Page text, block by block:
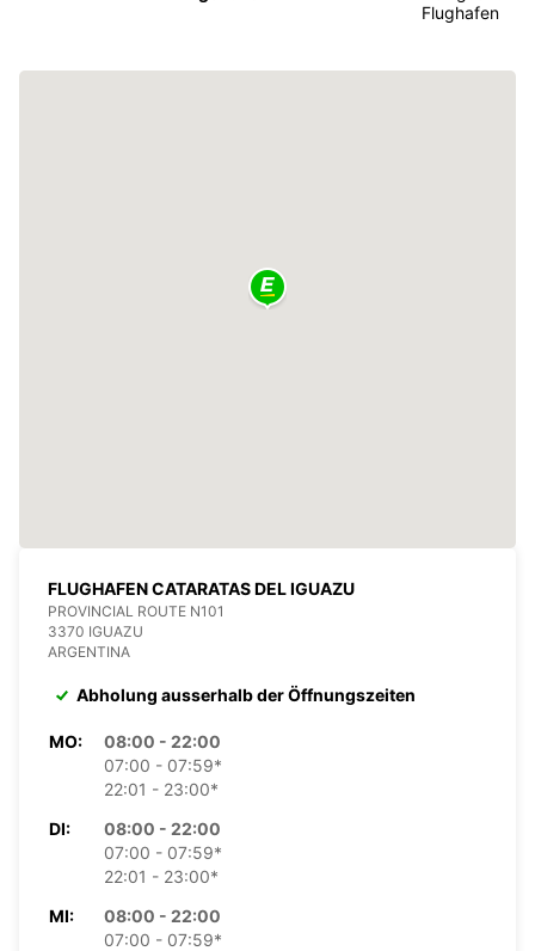
Flughafen
FLUGHAFEN CATARATAS DEL IGUAZU
PROVINCIAL ROUTE N101
3370 IGUAZU
ARGENTINA
Abholung ausserhalb der Öffnungszeiten
MO:
08:00 - 22:00
07:00 - 07:59*
22:01 - 23:00*
DI:
08:00 - 22:00
07:00 - 07:59*
22:01 - 23:00*
MI:
08:00 - 22:00
07:00 - 07:59*